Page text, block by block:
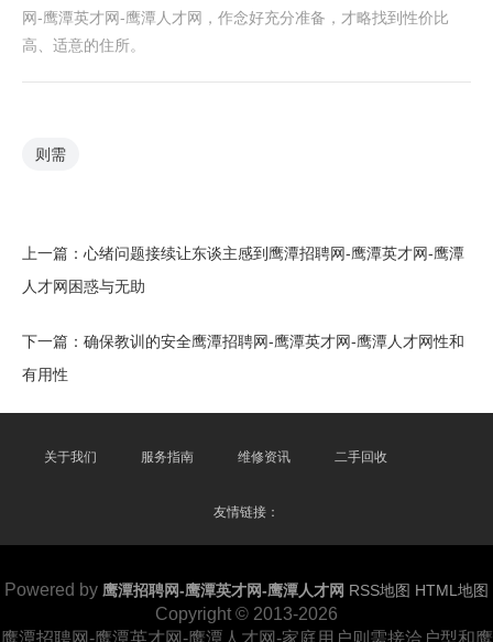
网-鹰潭英才网-鹰潭人才网，作念好充分准备，才略找到性价比
高、适意的住所。
则需
上一篇： 心绪问题接续让东谈主感到鹰潭招聘网-鹰潭英才网-鹰潭
人才网困惑与无助
下一篇： 确保教训的安全鹰潭招聘网-鹰潭英才网-鹰潭人才网性和
有用性
关于我们 服务指南 维修资讯 二手回收
友情链接：
Powered by 鹰潭招聘网-鹰潭英才网-鹰潭人才网 RSS地图 HTML地图
Copyright © 2013-2026
鹰潭招聘网-鹰潭英才网-鹰潭人才网-家庭用户则需接洽户型和鹰